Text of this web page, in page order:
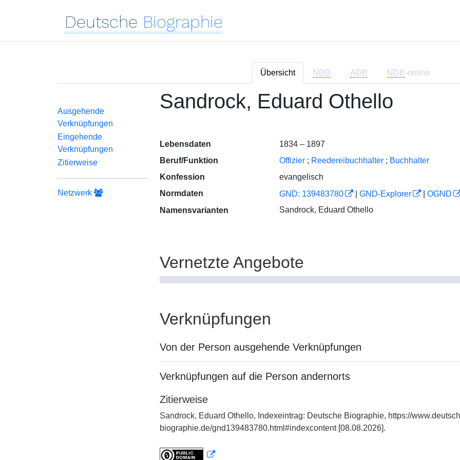
Deutsche Biographie
Übersicht NDB ADB NDB-online
Ausgehende
Verknüpfungen
Eingehende
Verknüpfungen
Zitierweise
Netzwerk
Sandrock, Eduard Othello
Lebensdaten
1834 – 1897
Beruf/Funktion
Offizier ; Reedereibuchhalter ; Buchhalter
Konfession
evangelisch
Normdaten
GND: 139483780 GND-Explorer
OGND
Namensvarianten
Sandrock, Eduard Othello
Vernetzte Angebote
Verknüpfungen
Von der Person ausgehende Verknüpfungen
Verknüpfungen auf die Person andernorts
Zitierweise
Sandrock, Eduard Othello, Indexeintrag: Deutsche Biographie, https://
biographie.de/gnd139483780.html#indexcontent [08.08.2026].